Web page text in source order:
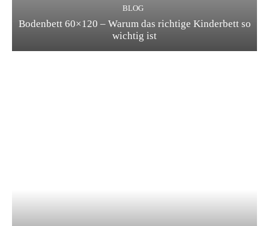
BLOG
Bodenbett 60×120 – Warum das richtige Kinderbett so
wichtig ist